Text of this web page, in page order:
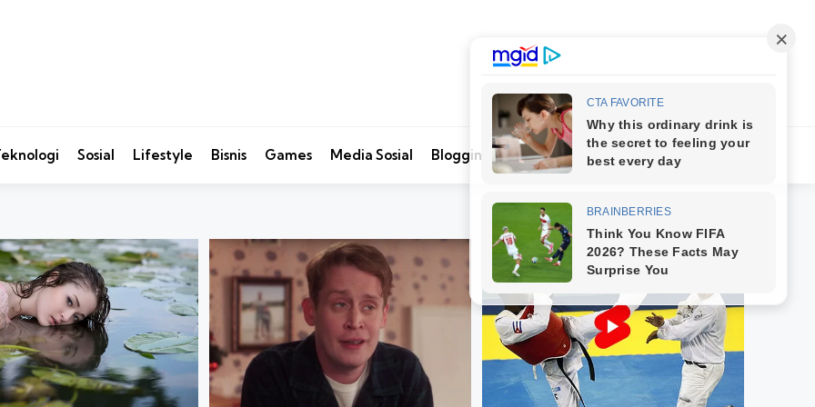
Sosial Lifestyle Bisnis Games Media Sosial Blogging SearchKontak Kami